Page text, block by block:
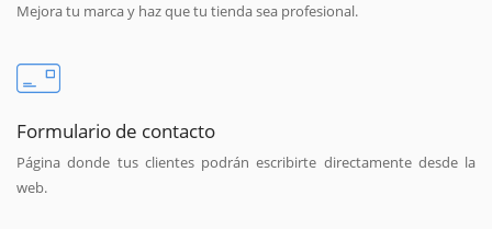
Mejora tu marca y haz que tu tienda sea profesional.
Formulario de contacto
Página donde tus clientes podrán escribirte directamente desde la
web.